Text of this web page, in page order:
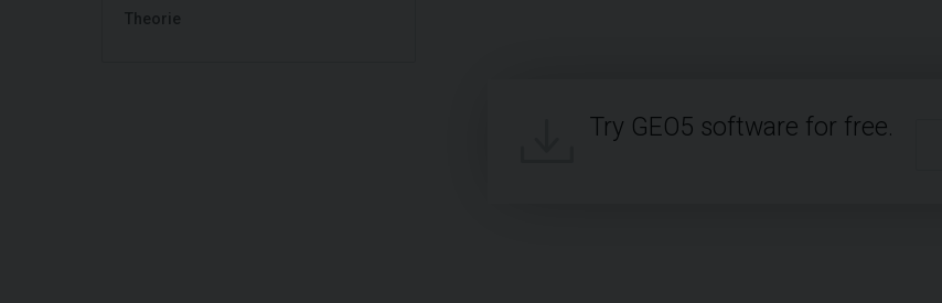
Theorie
Try GEO5 software for free.